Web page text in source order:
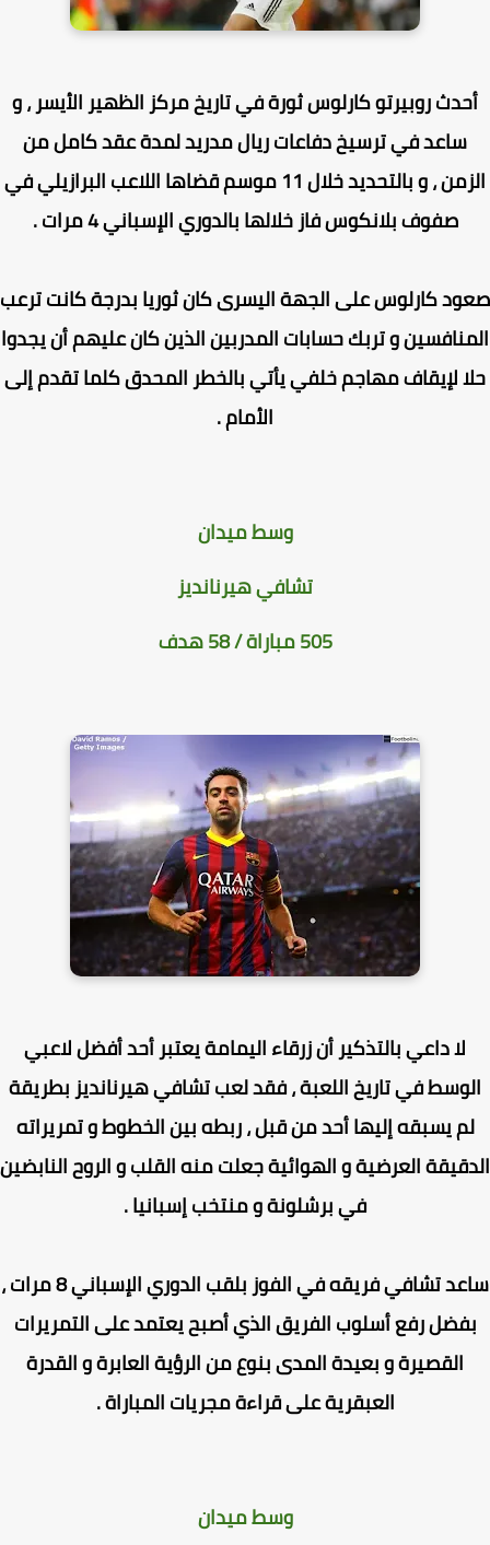
روبيرتو كارلوس ثورة في تاريخ مركز الظهير الأيسر ، و
ساعد في ترسيخ دفاعات ريال مدريد لمدة عقد كامل من
الزمن ، و بالتحديد خلال 11 موسم قضاها اللاعب البرازيلي في
صفوف بلانكوس فاز خلالها بالدوري الإسباني 4 مرات .
كارلوس على الجهة اليسرى كان ثوريا بدرجة كانت ترعب
و تربك حسابات المدربين الذين كان عليهم أن يجدوا
لإيقاف مهاجم خلفي يأتي بالخطر المحدق كلما تقدم إلى
الأمام .
وسط ميدان
تشافي هيرنانديز
505 مباراة / 58 هدف
لا داعي بالتذكير أن زرقاء اليمامة يعتبر أحد أفضل لاعبي
في تاريخ اللعبة ، فقد لعب تشافي هيرنانديز بطريقة
يسبقه إليها أحد من قبل ، ربطه بين الخطوط و تمريراته
العرضية و الهوائية جعلت منه القلب و الروح النابضين
في برشلونة و منتخب إسبانيا .
ساعد تشافي فريقه في الفوز بلقب الدوري الإسباني 8 مرات ،
رفع أسلوب الفريق الذي أصبح يعتمد على التمريرات
القصيرة و بعيدة المدى بنوع من الرؤية العابرة و القدرة
العبقرية على قراءة مجريات المباراة .
وسط ميدان